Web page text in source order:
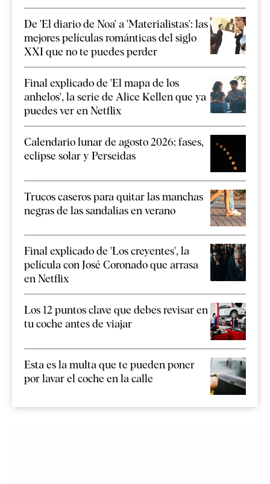
De 'El diario de Noa' a 'Materialistas': las
mejores películas románticas del siglo
XXI que no te puedes perder
Final explicado de 'El mapa de los
anhelos', la serie de Alice Kellen que ya
puedes ver en Netflix
Calendario lunar de agosto 2026: fases,
eclipse solar y Perseidas
Trucos caseros para quitar las manchas
negras de las sandalias en verano
Final explicado de 'Los creyentes', la
película con José Coronado que arrasa
en Netflix
Los 12 puntos clave que debes revisar en
tu coche antes de viajar
Esta es la multa que te pueden poner
por lavar el coche en la calle